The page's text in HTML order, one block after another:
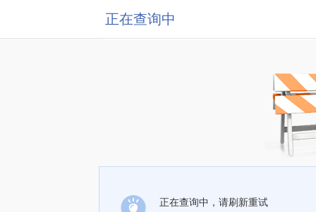
正在查询中
正在查询中，请刷新重试